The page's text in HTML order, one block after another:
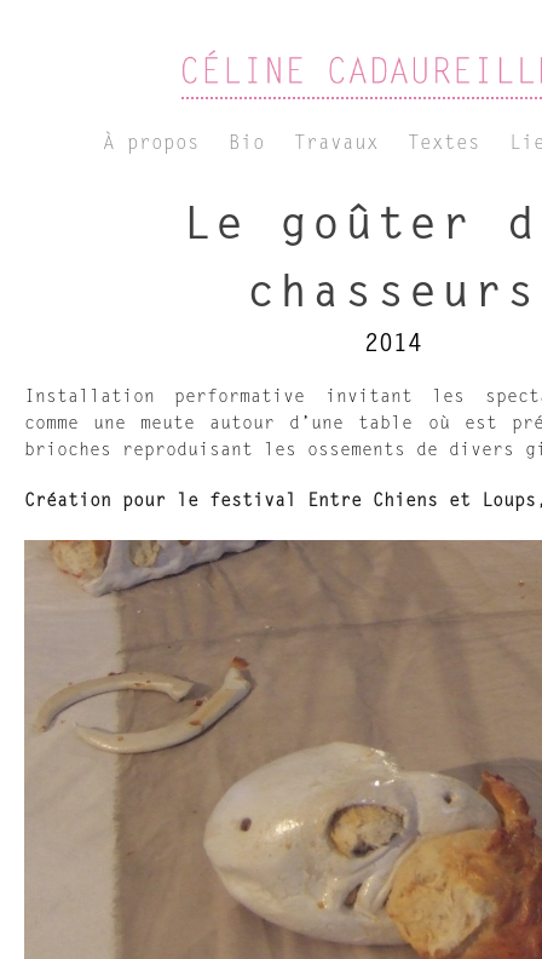
À propos Bio Travaux Textes
Le goûter
chasseurs
2014
Installation performative invitant les
comme une meute autour d’une table où est
brioches reproduisant les ossements de divers
Création pour le festival Entre Chiens et